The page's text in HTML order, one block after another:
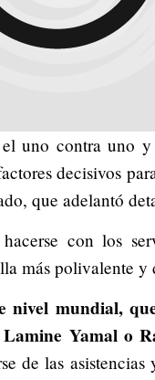
uno contra uno y
decisivos
que adelantó
con los
más polivalente y
nivel mundial,
Yamal o
de las